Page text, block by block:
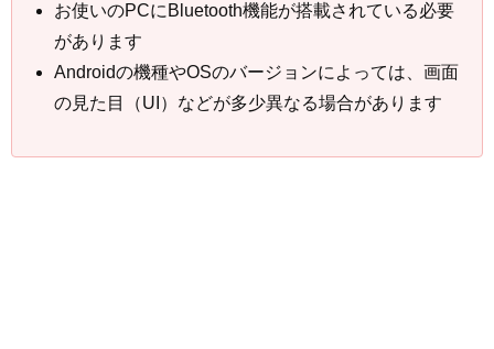
お使いのPCにBluetooth機能が搭載されている必要
があります
Androidの機種やOSのバージョンによっては、画面
の見た目（UI）などが多少異なる場合があります